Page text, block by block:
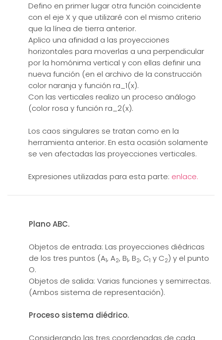
Defino en primer lugar otra función coincidente
con el eje X y que utilizaré con el mismo criterio
que la línea de tierra anterior.
Aplico una afinidad a las proyecciones
horizontales para moverlas a una perpendicular
por la homónima vertical y con ellas definir una
nueva función (en el archivo de la construcción
color naranja y función ra_1(x).
Con las verticales realizo un proceso análogo
(color rosa y función ra_2(x).
Los caos singulares se tratan como en la
herramienta anterior. En esta ocasión solamente
se ven afectadas las proyecciones verticales.
Expresiones utilizadas para esta parte: enlace.
Plano ABC.
Objetos de entrada: Las proyecciones diédricas
de los tres puntos (A1, A2, B1, B2, C1 y C2) y el punto
O.
Objetos de salida: Varias funciones y semirrectas.
(Ambos sistema de representación).
Proceso sistema diédrico.
Considerando las tres coordenadas de cada